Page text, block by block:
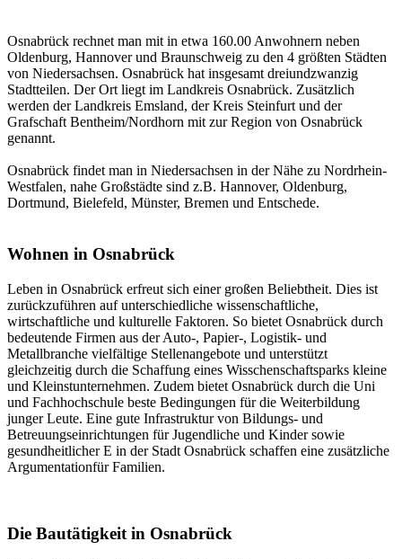
Osnabrück rechnet man mit in etwa 160.00 Anwohnern neben
Oldenburg, Hannover und Braunschweig zu den 4 größten Städten
von Niedersachsen. Osnabrück hat insgesamt dreiundzwanzig
Stadtteilen. Der Ort liegt im Landkreis Osnabrück. Zusätzlich
werden der Landkreis Emsland, der Kreis Steinfurt und der
Grafschaft Bentheim/Nordhorn mit zur Region von Osnabrück
genannt.
Osnabrück findet man in Niedersachsen in der Nähe zu Nordrhein-
Westfalen, nahe Großstädte sind z.B. Hannover, Oldenburg,
Dortmund, Bielefeld, Münster, Bremen und Entschede.
Wohnen in Osnabrück
Leben in Osnabrück erfreut sich einer großen Beliebtheit. Dies ist
zurückzuführen auf unterschiedliche wissenschaftliche,
wirtschaftliche und kulturelle Faktoren. So bietet Osnabrück durch
bedeutende Firmen aus der Auto-, Papier-, Logistik- und
Metallbranche vielfältige Stellenangebote und unterstützt
gleichzeitig durch die Schaffung eines Wisschenschaftsparks kleine
und Kleinstunternehmen. Zudem bietet Osnabrück durch die Uni
und Fachhochschule beste Bedingungen für die Weiterbildung
junger Leute. Eine gute Infrastruktur von Bildungs- und
Betreuungseinrichtungen für Jugendliche und Kinder sowie
gesundheitlicher E in der Stadt Osnabrück schaffen eine zusätzliche
Argumentationfür Familien.
Die Bautätigkeit in Osnabrück